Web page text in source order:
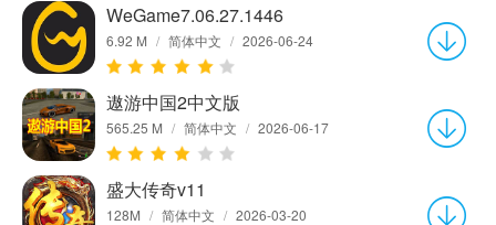
WeGame7.06.27.1446
6.92 M / 简体中文 / 2026-06-24
遨游中国2中文版
565.25 M / 简体中文 / 2026-06-17
盛大传奇v11
128M / 简体中文 / 2026-03-20